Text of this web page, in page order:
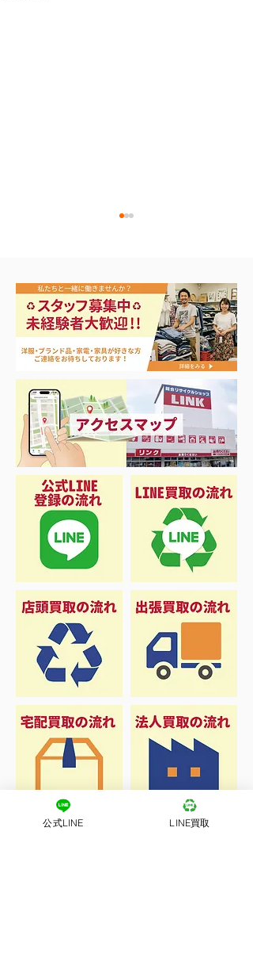
KENWOOD ケンウッド
カーナビ 彩速ナビ 地上デ
ジタルTVチューナー
MDV-M908HDL
公式LINE LINE買取